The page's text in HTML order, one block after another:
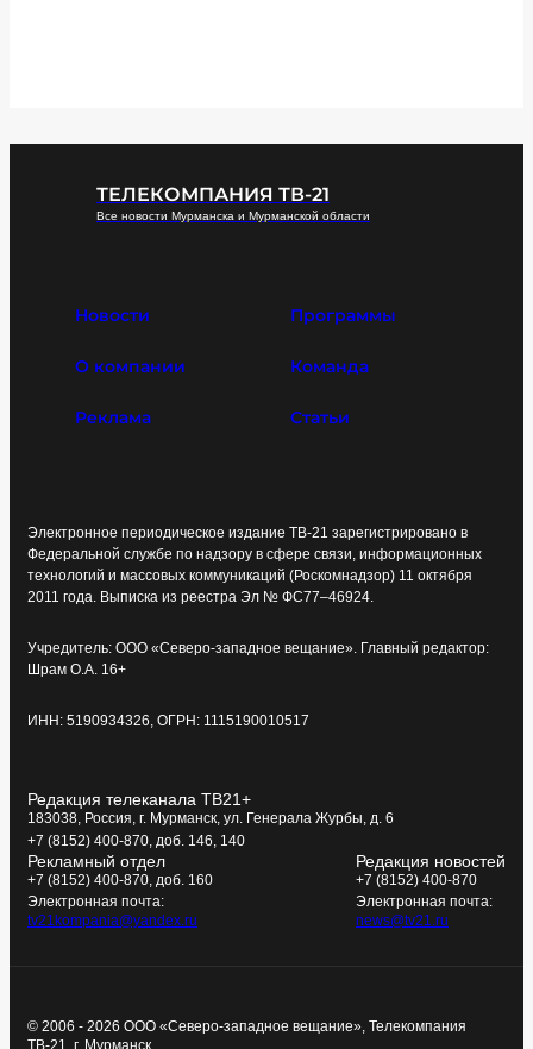
ТЕЛЕКОМПАНИЯ ТВ-21
Все новости Мурманска и Мурманской области
Новости Программы
О компании Команда
Реклама Статьи
Электронное периодическое издание ТВ-21 зарегистрировано в
Федеральной службе по надзору в сфере связи, информационных
технологий и массовых коммуникаций (Роскомнадзор) 11 октября
2011 года. Выписка из реестра Эл № ФС77–46924.
Учредитель: ООО «Северо-западное вещание». Главный редактор:
Шрам О.А. 16+
ИНН: 5190934326, ОГРН: 1115190010517
Редакция телеканала ТВ21+
183038, Россия, г. Мурманск, ул. Генерала Журбы, д. 6
+7 (8152) 400-870, доб. 146, 140
Рекламный отдел
+7 (8152) 400-870, доб. 160
Электронная почта:
tv21kompania@yandex.ru
Редакция новостей
+7 (8152) 400-870
Электронная почта:
news@tv21.ru
© 2006 - 2026 ООО «Северо-западное вещание», Телекомпания